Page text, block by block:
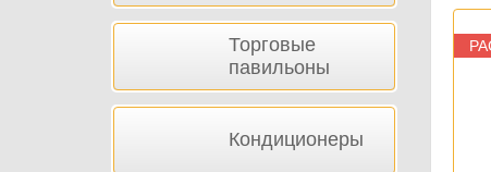
Торговые
павильоны
Кондиционеры